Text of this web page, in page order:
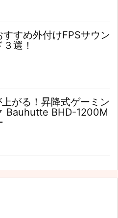
すすめ外付けFPSサウン
選！
がる！昇降式ゲーミン
Bauhutte BHD-1200M